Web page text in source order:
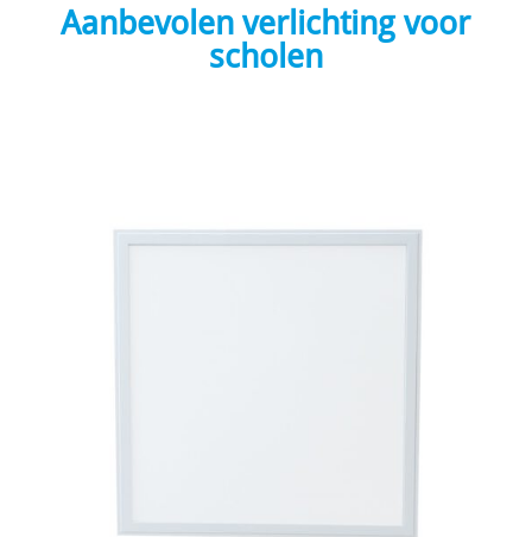
Aanbevolen verlichting voor
scholen